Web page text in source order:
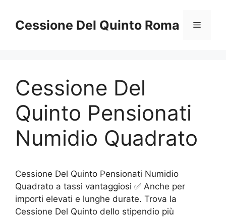
contenuto
Cessione Del Quinto Roma Menu
Cessione Del
Quinto Pensionati
Numidio Quadrato
Cessione Del Quinto Pensionati Numidio
Quadrato a tassi vantaggiosi ✅ Anche per
importi elevati e lunghe durate. Trova la
Cessione Del Quinto dello stipendio più